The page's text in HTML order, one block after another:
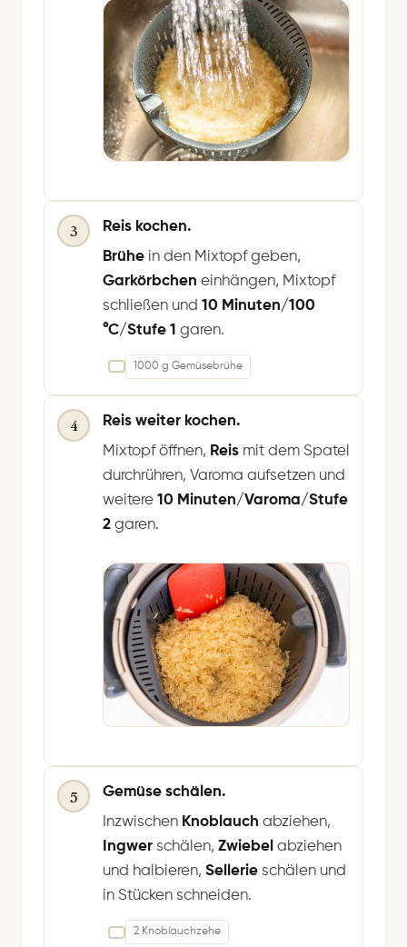
3
Reis kochen.
Brühe in den Mixtopf geben,
Garkörbchen einhängen, Mixtopf
schließen und 10 Minuten/100
°C/Stufe 1 garen.
1000 g Gemüsebrühe
4
Reis weiter kochen.
Mixtopf öffnen, Reis mit dem Spatel
durchrühren, Varoma aufsetzen und
weitere 10 Minuten/Varoma/Stufe
2 garen.
5
Gemüse schälen.
Inzwischen Knoblauch abziehen,
Ingwer schälen, Zwiebel abziehen
und halbieren, Sellerie schälen und
in Stücken schneiden.
2 Knoblauchzehe